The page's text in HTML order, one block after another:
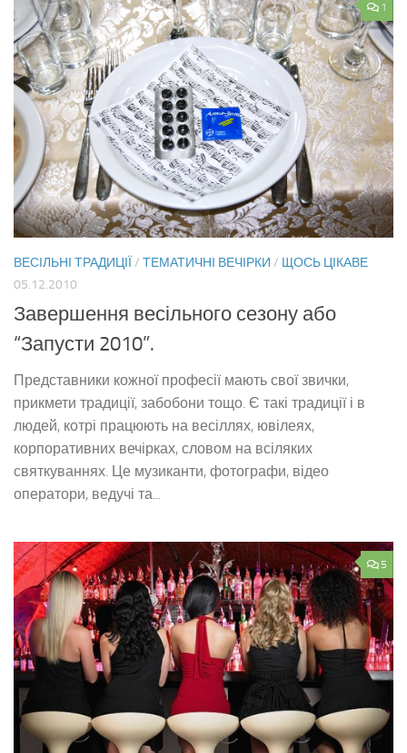
1
ВЕСІЛЬНІ ТРАДИЦІЇ / ТЕМАТИЧНІ ВЕЧІРКИ / ЩОСЬ ЦІКАВЕ
05.12.2010
Завершення весільного сезону або
“Запусти 2010”.
Представники кожної професії мають свої звички,
прикмети традиції, забобони тощо. Є такі традиції і в
людей, котрі працюють на весіллях, ювілеях,
корпоративних вечірках, словом на всіляких
святкуваннях. Це музиканти, фотографи, відео
оператори, ведучі та...
5